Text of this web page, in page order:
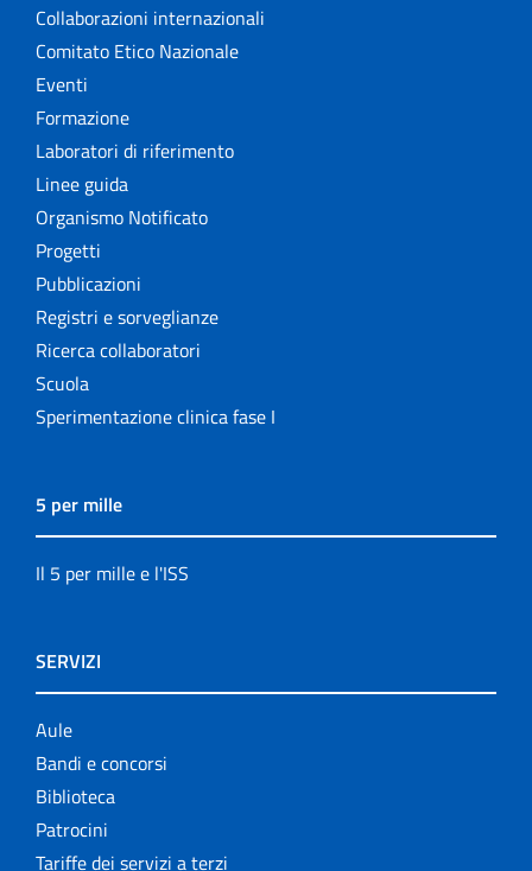
Collaborazioni internazionali
Comitato Etico Nazionale
Eventi
Formazione
Laboratori di riferimento
Linee guida
Organismo Notificato
Progetti
Pubblicazioni
Registri e sorveglianze
Ricerca collaboratori
Scuola
Sperimentazione clinica fase I
5 per mille
Il 5 per mille e l'ISS
SERVIZI
Aule
Bandi e concorsi
Biblioteca
Patrocini
Tariffe dei servizi a terzi